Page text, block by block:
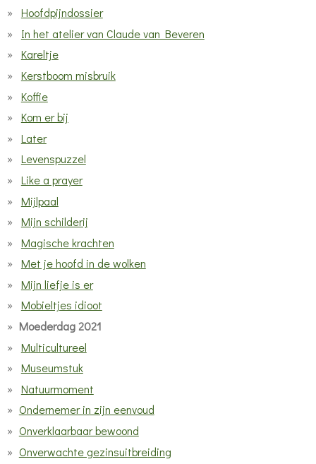
Hoofdpijndossier
In het atelier van Claude van Beveren
Kareltje
Kerstboom misbruik
Koffie
Kom er bij
Later
Levenspuzzel
Like a prayer
Mijlpaal
Mijn schilderij
Magische krachten
Met je hoofd in de wolken
Mijn liefje is er
Mobieltjes idioot
Moederdag 2021
Multicultureel
Museumstuk
Natuurmoment
Ondernemer in zijn eenvoud
Onverklaarbaar bewoond
Onverwachte gezinsuitbreiding